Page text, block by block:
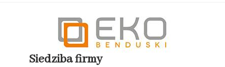
Siedziba firmy